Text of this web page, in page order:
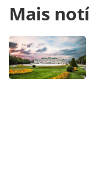
https://
em-obras-veja-
york-sem-
oferecidas na
PANROTAS
sobre direito
Mais